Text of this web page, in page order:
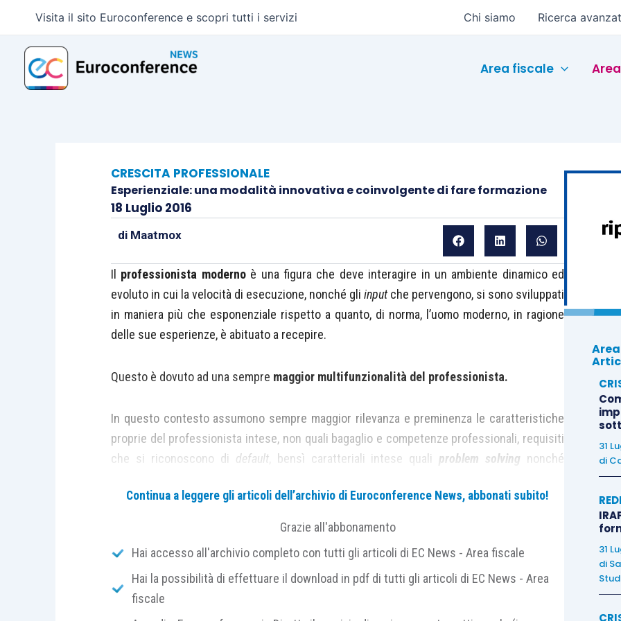
contenuto
Visita il sito Euroconference e scopri tutti i servizi Chi siamo Ricerca
Area fiscale
CRESCITA PROFESSIONALE
Esperienziale: una modalità innovativa e coinvolgente di fare formazione
18 Luglio 2016
di Maatmox
Il professionista modernoè una figura che deve interagire in un ambiente dinamico ed
evoluto in cui la velocità di esecuzione, nonché gli inputche pervengono, si sono sviluppati
in maniera più che esponenziale rispetto a quanto, di norma, l’uomo moderno, in ragione
delle sue esperienze, è abituato a recepire.
Questo è dovuto ad una sempre maggior multifunzionalità del professionista.
In questo contesto assumono sempre maggior rilevanza e preminenza le caratteristiche
proprie del professionista intese, non quali bagaglio e competenze professionali, requisiti
che si riconoscono di default, bensì caratteriali intese quali problem solving nonché
Nella pratica quotidiana, tuttavia, tali requisiti non si possono, salvo casi rari, possedere in
Ecco che allora, se è vero che la formazione caratteristica, intesa come quella basata sullo
studio e la pratica applicata di quanto recepito e compreso rappresenta sempre un
Continua a leggere gli articoli dell’archivio di Euroconference News, abbonati subito!
Grazie all'abbonamento
Hai accesso all'archivio completo con tutti gli articoli di EC News - Area fiscale
Hai la possibilità di effettuare il download in pdf di tutti gli articoli di EC News - Area
fiscale
31
di
31
di